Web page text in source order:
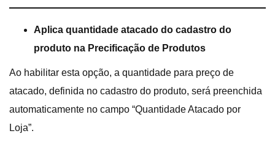
Aplica quantidade atacado do cadastro do
produto na Precificação de Produtos
Ao habilitar esta opção, a quantidade para preço de
atacado, definida no cadastro do produto, será preenchida
automaticamente no campo “Quantidade Atacado por
Loja”.